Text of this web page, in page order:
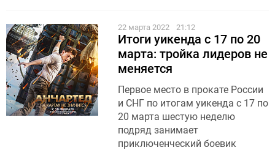
22 марта 2022 21:12
Итоги уикенда с 17 по 20
марта: тройка лидеров не
меняется
Первое место в прокате России
и СНГ по итогам уикенда с 17 по
20 марта шестую неделю
подряд занимает
приключенческий боевик